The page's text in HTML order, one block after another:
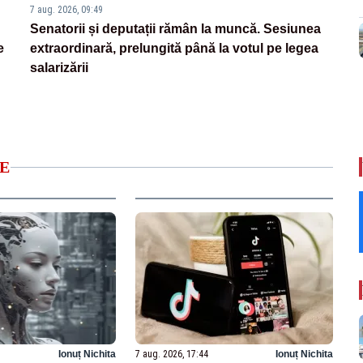
7 aug. 2026, 09:49
Senatorii și deputații rămân la muncă. Sesiunea
extraordinară, prelungită până la votul pe legea
salarizării
Ionuț Nichita 7 aug. 2026, 17:44 Ionuț Nichita